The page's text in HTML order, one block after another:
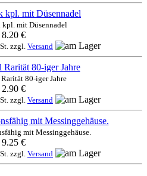
kpl. mit Düsennadel
8.20 €
zzgl. Versand
80-iger Jahre
2.90 €
zzgl. Versand
mit Messinggehäuse.
9.25 €
zzgl. Versand